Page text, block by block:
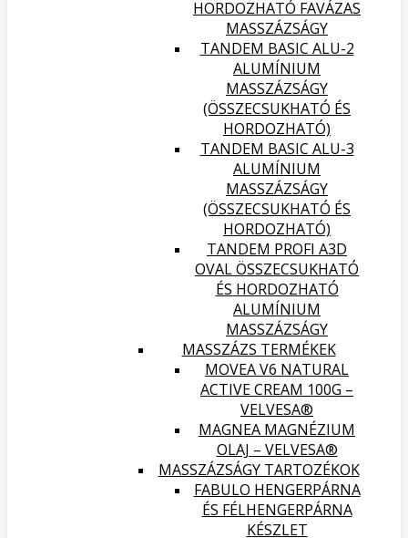
HORDOZHATÓ FAVÁZAS
MASSZÁZSÁGY
TANDEM BASIC ALU-2
ALUMÍNIUM
MASSZÁZSÁGY
(ÖSSZECSUKHATÓ ÉS
HORDOZHATÓ)
TANDEM BASIC ALU-3
ALUMÍNIUM
MASSZÁZSÁGY
(ÖSSZECSUKHATÓ ÉS
HORDOZHATÓ)
TANDEM PROFI A3D
OVAL ÖSSZECSUKHATÓ
ÉS HORDOZHATÓ
ALUMÍNIUM
MASSZÁZSÁGY
MASSZÁZS TERMÉKEK
MOVEA V6 NATURAL
ACTIVE CREAM 100G –
VELVESA®
MAGNEA MAGNÉZIUM
OLAJ – VELVESA®
MASSZÁZSÁGY TARTOZÉKOK
FABULO HENGERPÁRNA
ÉS FÉLHENGERPÁRNA
KÉSZLET